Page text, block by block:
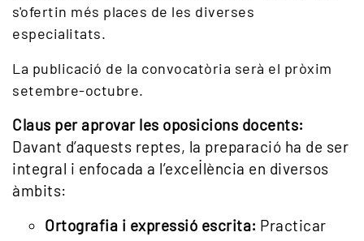
s'ofertin més places de les diverses
especialitats.
La publicació de la convocatòria serà el pròxim
setembre-octubre.
Claus per aprovar les oposicions docents:
Davant d’aquests reptes, la preparació ha de ser
integral i enfocada a l’excel·lència en diversos
àmbits:
Ortografia i expressió escrita: Practicar